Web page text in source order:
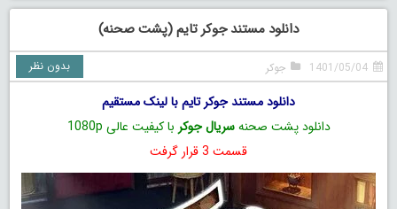
دانلود مستند جوکر تایم (پشت صحنه)
1401/05/04 جوکر بدون نظر
دانلود مستند جوکر تایم با لینک مستقیم
دانلود پشت صحنهسریال جوکر با کیفیت عالی 1080p
قسمت 3 قرار گرفت